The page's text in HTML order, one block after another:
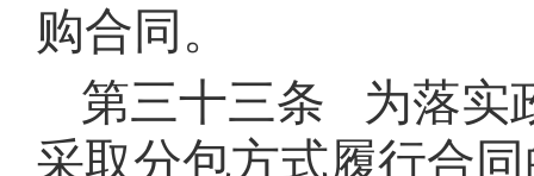
购合同。
第三十三条 为落实
采取分包方式履行合